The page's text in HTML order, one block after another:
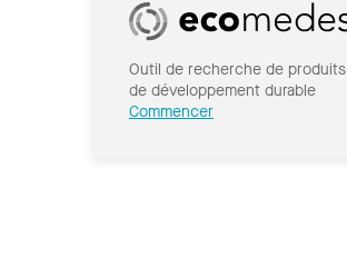
Outil de recherche de produits
de développement durable
Commencer